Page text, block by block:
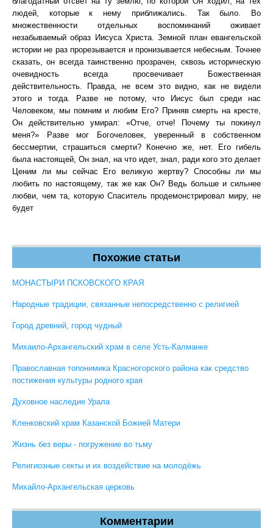
людей, которые к нему приближались. Так было. Во
множественности отдельных воспоминаний оживает
незабываемый образ Иисуса Христа. Земной план евангельской
истории не раз прорезывается и пронизывается небесным. Точнее
сказать, он всегда таинственно прозрачен, сквозь историческую
очевидность всегда просвечивает Божественная
действительность. Правда, не всем это видно, как не видели
этого и тогда. Разве не потому, что Иисус был среди нас
Человеком, мы помним и любим Его? Приняв смерть на кресте,
Он действительно умирал: «Отче, отче! Почему ты покинул
меня?» Разве мог Богочеловек, уверенный в собственном
бессмертии, страшиться смерти? Конечно же, нет. Его гибель
была настоящей, Он знал, на что идет, знал, ради кого это делает
Ценим ли мы сейчас Его великую жертву? Способны ли мы
любить по настоящему, так же как Он? Ведь больше и сильнее
любви, чем та, которую Спаситель продемонстрировал миру, не
будет
Похожие статьи
МОНАСТЫРИ ПСКОВСКОГО КРАЯ
Народные традиции, связанные непосредственно с религией
Город древний, город чудный
Михаило-Архангельский храм в селе Усть-Калманке
Православная топонимика Красногорского района как средство
постижения культуры родного края
Духовное наследие Урала
Кленковский храм Казанской Божией Матери
Жизнь без веры - погружение во тьму
Религиозные секты и их воздействие на молодёжь
Михайло-Архангельская церковь
Комментарии